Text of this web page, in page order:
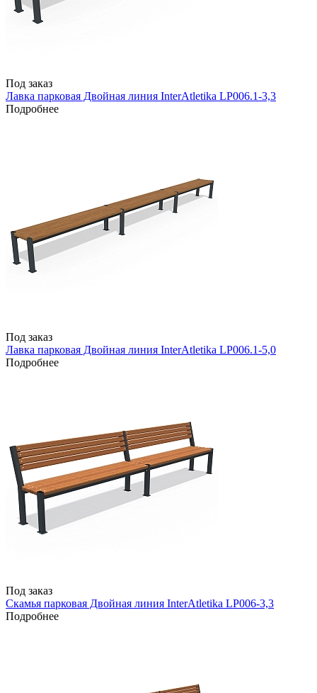
Под заказ
Лавка парковая Двойная линия InterAtletika LP006.1-3,3
Подробнее
Под заказ
Лавка парковая Двойная линия InterAtletika LP006.1-5,0
Подробнее
Под заказ
Скамья парковая Двойная линия InterAtletika LP006-3,3
Подробнее